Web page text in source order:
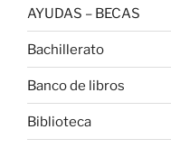
AYUDAS – BECAS
Bachillerato
Banco de libros
Biblioteca